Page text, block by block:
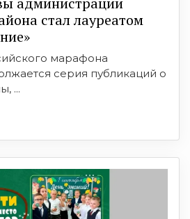
стал лауреатом
марафона
серия публикаций о
...